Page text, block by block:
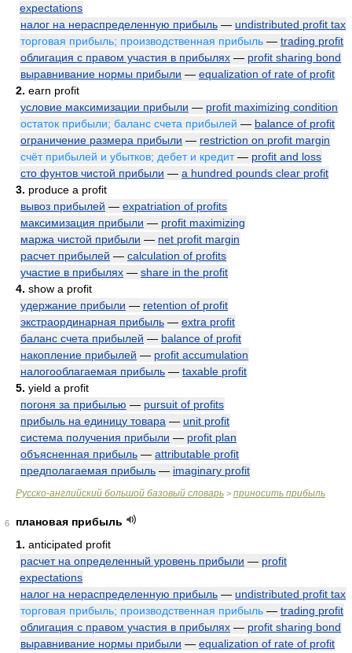
expectations
налог на нераспределенную прибыль — undistributed profit tax
торговая прибыль; производственная прибыль — trading profit
облигация с правом участия в прибылях — profit sharing bond
выравнивание нормы прибыли — equalization of rate of profit
2. earn profit
условие максимизации прибыли — profit maximizing condition
остаток прибыли; баланс счета прибылей — balance of profit
ограничение размера прибыли — restriction on profit margin
счёт прибылей и убытков; дебет и кредит— profit and loss
сто фунтов чистой прибыли — a hundred pounds clear profit
3. produce a profit
вывоз прибылей — expatriation of profits
максимизация прибыли — profit maximizing
маржа чистой прибыли — net profit margin
расчет прибылей — calculation of profits
участие в прибылях — share in the profit
4. show a profit
удержание прибыли — retention of profit
экстраординарная прибыль — extra profit
баланс счета прибылей — balance of profit
накопление прибылей — profit accumulation
налогооблагаемая прибыль — taxable profit
5. yield a profit
погоня за прибылью — pursuit of profits
прибыль на единицу товара — unit profit
система получения прибыли — profit plan
объясненная прибыль — attributable profit
предполагаемая прибыль — imaginary profit
Русско-английский большой базовый словарь > приносить прибыль
6
плановая прибыль
1. anticipated profit
расчет на определенный уровень прибыли — profit
expectations
налог на нераспределенную прибыль — undistributed profit tax
торговая прибыль; производственная прибыль — trading profit
облигация с правом участия в прибылях — profit sharing bond
выравнивание нормы прибыли — equalization of rate of profit